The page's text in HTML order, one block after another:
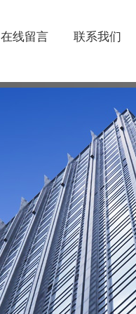
在线留言 联系我们